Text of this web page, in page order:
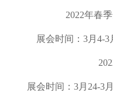
2022年春
展会时间： 3月 4-3
展会时间： 3月 24-3月